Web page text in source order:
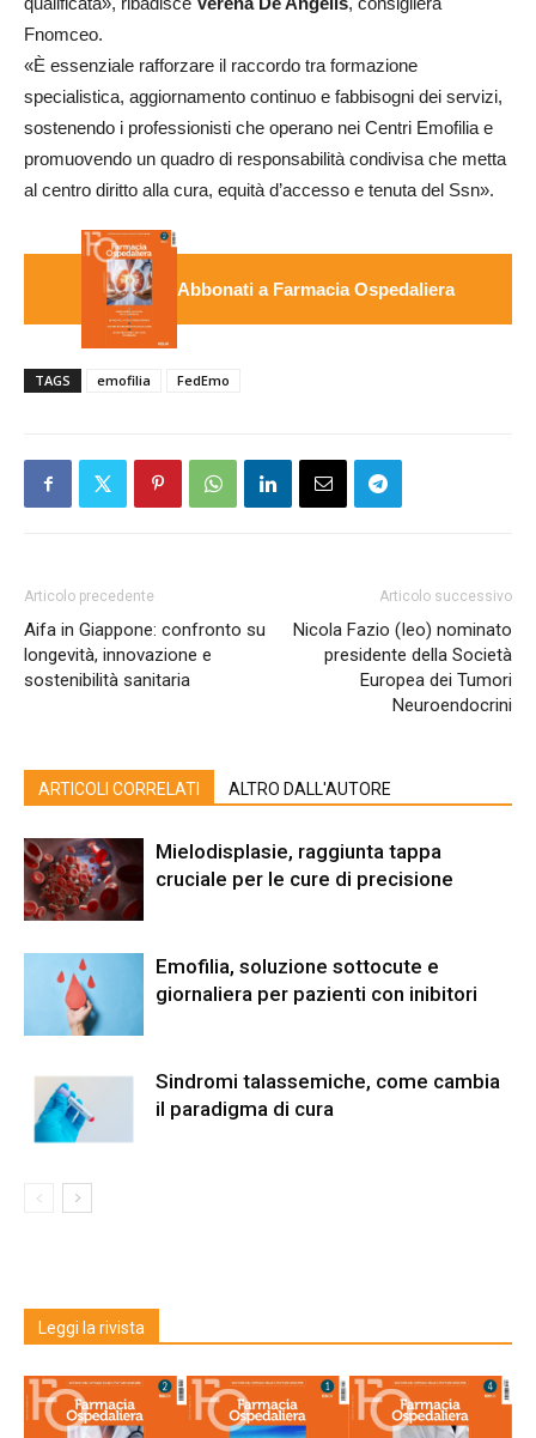
Fnomceo.
«È essenziale rafforzare il raccordo tra formazione
specialistica, aggiornamento continuo e fabbisogni dei servizi,
sostenendo i professionisti che operano nei Centri Emofilia e
promuovendo un quadro di responsabilità condivisa che metta
al centro diritto alla cura, equità d’accesso e tenuta del Ssn».
Abbonati a Farmacia Ospedaliera
TAGS emofilia FedEmo
Articolo precedente
Aifa in Giappone: confronto su
longevità, innovazione e
sostenibilità sanitaria
Articolo successivo
Nicola Fazio (Ieo) nominato
presidente della Società
Europea dei Tumori
Neuroendocrini
ARTICOLI CORRELATI ALTRO DALL'AUTORE
Mielodisplasie, raggiunta tappa
cruciale per le cure di precisione
Emofilia, soluzione sottocute e
giornaliera per pazienti con inibitori
Sindromi talassemiche, come cambia
il paradigma di cura
Leggi la rivista